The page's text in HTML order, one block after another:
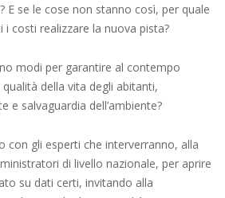
E se le cose non stanno così, per quale
costi realizzare la nuova pista?
modi per garantire al contempo
della vita degli abitanti,
e salvaguardia dell’ambiente?
con gli esperti che interverranno, alla
di livello nazionale, per aprire
su dati certi, invitando alla